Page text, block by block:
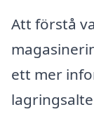
Att förstå
ett mer